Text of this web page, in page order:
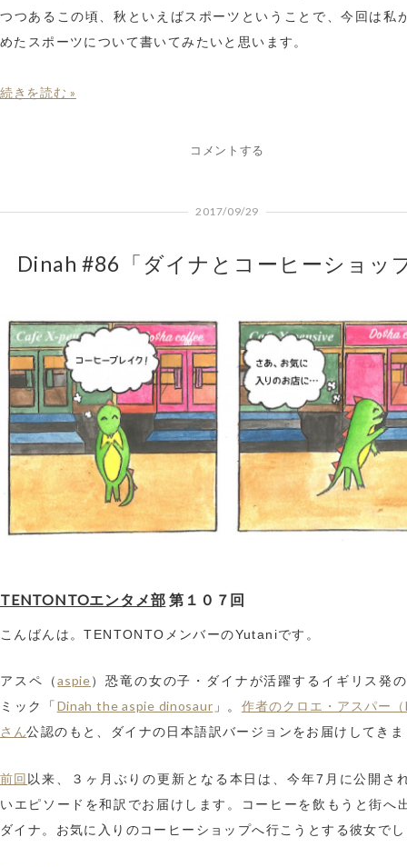
つつあるこの頃、秋といえばスポーツということで、今回は私
めたスポーツについて書いてみたいと思います。
続きを読む »
コメントする
2017/09/29
Dinah #86「ダイナとコーヒーショッ
TENTONTOエンタメ部 第１０７回
こんばんは。TENTONTOメンバーのYutaniです。
アスペ（aspie）恐竜の女の子・ダイナが活躍するイギリス発
ミック「 Dinah the aspie dinosaur 」。 作者のクロエ・アスパー
さん公認のもと、ダイナの日本語訳バージョンをお届けしてき
前回 以来、３ヶ月ぶりの更新となる本日は、今年7月に公開さ
いエピソードを和訳でお届けします。コーヒーを飲もうと街へ
ダイナ。お気に入りのコーヒーショップへ行こうとする彼女で